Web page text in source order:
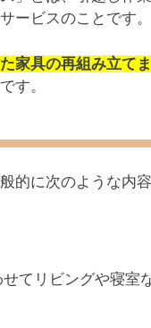
ービスのことです。
家具の再組み立て
す。
的に次のような内容
てリビングや寝室